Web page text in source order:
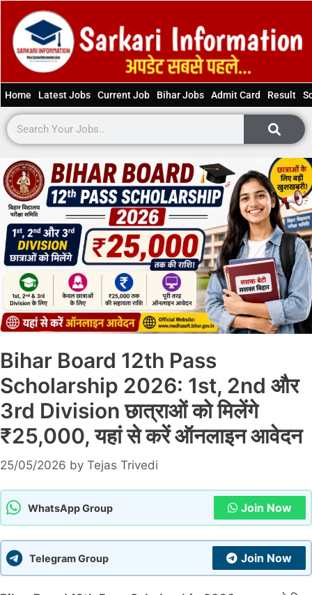
Home Latest Jobs Current Job Bihar Jobs Admit Card Result
Bihar Board 12th Pass
Scholarship 2026: 1st, 2nd और
3rd Division छात्राओं को मिलेंगे
₹25,000, यहां से करें ऑनलाइन आवेदन
25/05/2026 by Tejas Trivedi
WhatsApp Group Join Now
Telegram Group Join Now